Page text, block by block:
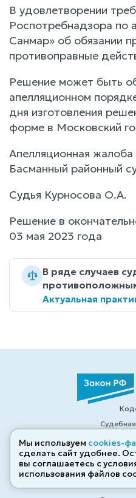
В удовлетворении
Роспотребнадзора
Санмар» об обязании
противоправные
Решение может быть
апелляционном
дня изготовления
форме в Московский
Апелляционная жалоба
Басманный районный
Судья Курносова О.А.
Решение в
03 мая 2023 года
В ряде случаев
Актуальная
Мы используем cookies-
сделать сайт удобнее.
вы соглашаетесь с
использования файлов